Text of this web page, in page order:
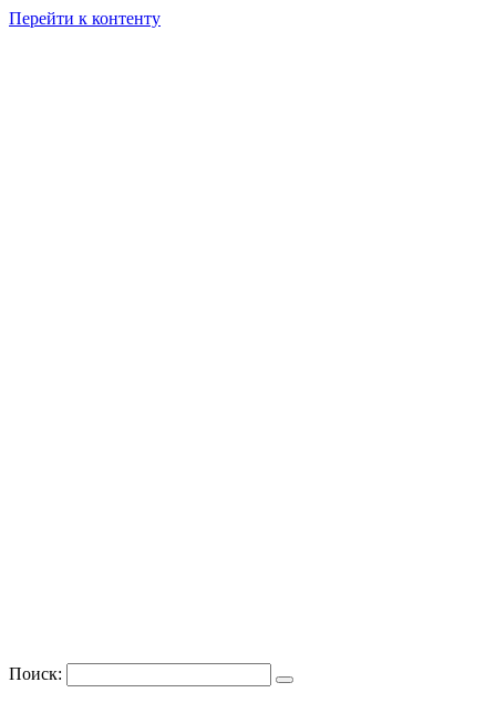
Перейти к контенту
Поиск: